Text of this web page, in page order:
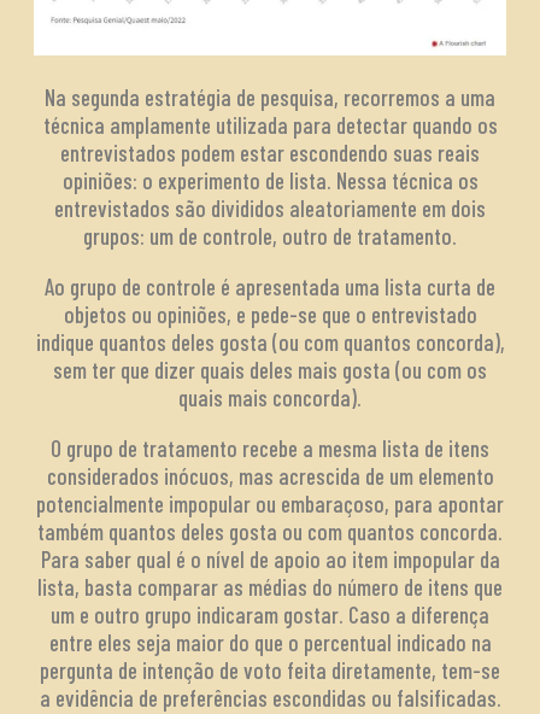
Na segunda estratégia de pesquisa, recorremos a uma
técnica amplamente utilizada para detectar quando os
entrevistados podem estar escondendo suas reais
opiniões: o experimento de lista. Nessa técnica os
entrevistados são divididos aleatoriamente em dois
grupos: um de controle, outro de tratamento.
Ao grupo de controle é apresentada uma lista curta de
objetos ou opiniões, e pede-se que o entrevistado
indique quantos deles gosta (ou com quantos concorda),
sem ter que dizer quais deles mais gosta (ou com os
quais mais concorda).
O grupo de tratamento recebe a mesma lista de itens
considerados inócuos, mas acrescida de um elemento
potencialmente impopular ou embaraçoso, para apontar
também quantos deles gosta ou com quantos concorda.
Para saber qual é o nível de apoio ao item impopular da
lista, basta comparar as médias do número de itens que
um e outro grupo indicaram gostar. Caso a diferença
entre eles seja maior do que o percentual indicado na
pergunta de intenção de voto feita diretamente, tem-se
a evidência de preferências escondidas ou falsificadas.